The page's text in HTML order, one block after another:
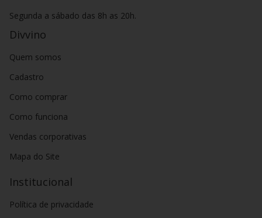
Segunda a sábado das 8h as 20h.
Divvino
Quem somos
Cadastro
Como comprar
Como funciona
Vendas corporativas
Mapa do Site
Institucional
Política de privacidade